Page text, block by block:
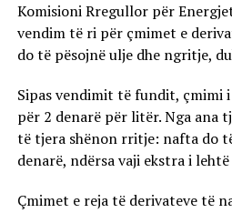
Komisioni Rregullor për
vendim të ri për çmimet e
do të pësojnë ulje dhe ngritje,
Sipas vendimit të fundit, çmimi
për 2 denarë për litër. Nga ana
të tjera shënon rritje: nafta do
denarë, ndërsa vaji ekstra i
Çmimet e reja të derivateve të